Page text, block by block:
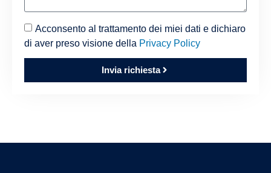
Acconsento al trattamento dei miei dati e dichiaro
di aver preso visione della Privacy Policy
Invia richiesta